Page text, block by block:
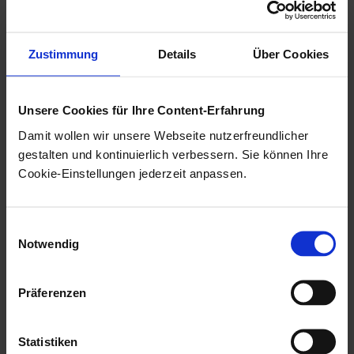
Zustimmung Details Über Cookies
Unsere Cookies für Ihre Content-Erfahrung
Damit wollen wir unsere Webseite nutzerfreundlicher
gestalten und kontinuierlich verbessern. Sie können Ihre
Cookie-Einstellungen jederzeit anpassen.
Notwendig
Präferenzen
Statistiken
Um Benutzer aus dem Verzeichnisdienst in die
Benutzerbezeichnung verwenden, der
Benutzerbezeichnung 'Name' zuordnen.
Optional können Sie den Bezeichnungen
zum 'Namen' in die Benutzerverwaltung zu
Jede Bezeichnung, der Sie ein LDAP-Attribut
Benutzerverwaltung verwenden, um nach Benutzern